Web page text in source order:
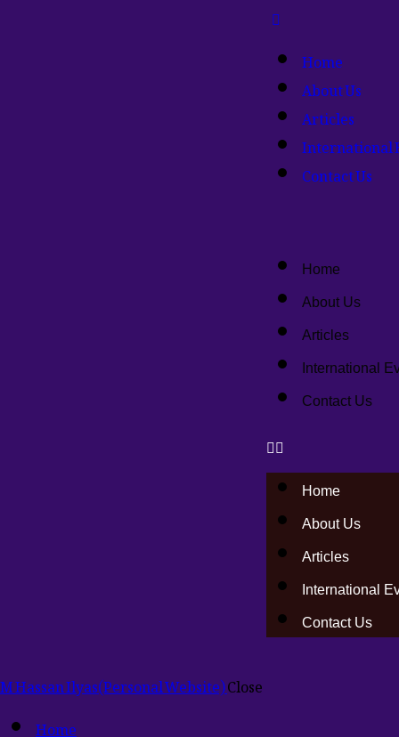
Home
About Us
Articles
International
Contact Us
Home
About Us
Articles
International
Contact Us
Home
About Us
Articles
International
Contact Us
M Hassan Ilyas(Personal Website)Close
Home